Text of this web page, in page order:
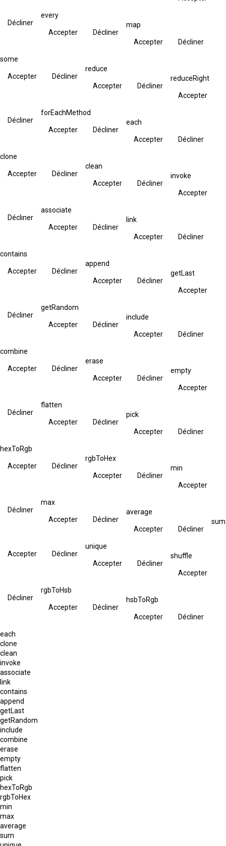
Décliner
every
Accepter Décliner
map
Accepter Décliner
some
Accepter Décliner
reduce
Accepter Décliner
reduceRight
Accepter
Décliner
forEachMethod
Accepter Décliner
each
Accepter Décliner
clone
Accepter Décliner
clean
Accepter Décliner
invoke
Accepter
Décliner
associate
Accepter Décliner
link
Accepter Décliner
contains
Accepter Décliner
append
Accepter Décliner
getLast
Accepter
Décliner
getRandom
Accepter Décliner
include
Accepter Décliner
combine
Accepter Décliner
erase
Accepter Décliner
empty
Accepter
Décliner
flatten
Accepter Décliner
pick
Accepter Décliner
hexToRgb
Accepter Décliner
rgbToHex
Accepter Décliner
min
Accepter
Décliner
max
Accepter Décliner
average
Accepter Décliner
sum
Accepter Décliner
unique
Accepter Décliner
shuffle
Accepter
Décliner
rgbToHsb
Accepter Décliner
hsbToRgb
Accepter Décliner
each
clone
clean
invoke
associate
link
contains
append
getLast
getRandom
include
combine
erase
empty
flatten
pick
hexToRgb
rgbToHex
min
max
average
sum